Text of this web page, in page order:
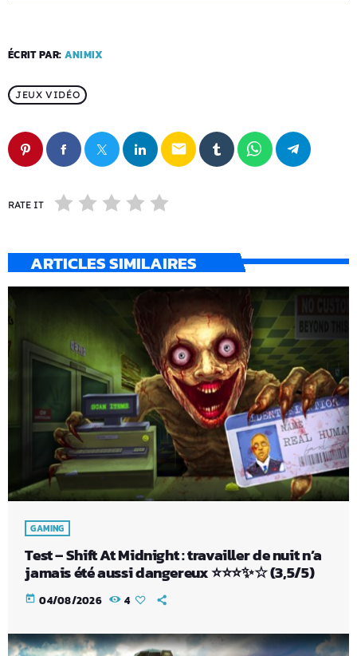
ÉCRIT PAR: ANIMIX
JEUX VIDÉO
email
RATE IT
ARTICLES SIMILAIRES
GAMING
Test – Shift At Midnight : travailler de nuit n’a
jamais été aussi dangereux ⭐⭐⭐✨☆ (3,5/5)
today 04/08/2026 4